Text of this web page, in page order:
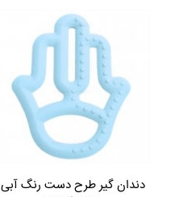
دندان گیر طرح دست رنگ آبی